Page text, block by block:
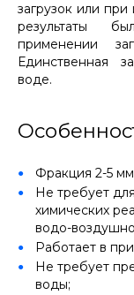
загрузок или
результаты
применении
Единственная
воде.
Фракция 2-5
Не требует
химических
водо-
Работает в
Не требует
воды;